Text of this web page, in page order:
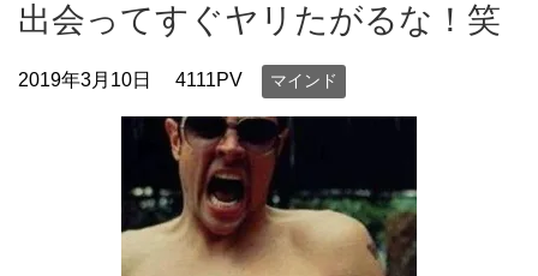
出会ってすぐヤリたがるな！笑
2019年3月10日 4111PV マインド